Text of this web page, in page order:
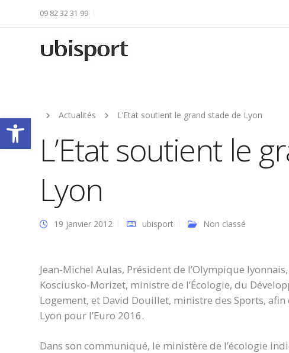
Ouvrir la barre d’outils
09 82 32 31 99
Actualités L’Etat soutient le grand stade de Lyon
L’Etat soutient le
Lyon
19 janvier 2012 ubisport Non classé
Jean-Michel Aulas, Président de l’Olympique
Kosciusko-Morizet, ministre de l’Écologie, du
Logement, et David Douillet, ministre des Sports,
Lyon pour l’Euro 2016.
Dans son communiqué, le ministère de l’écologie